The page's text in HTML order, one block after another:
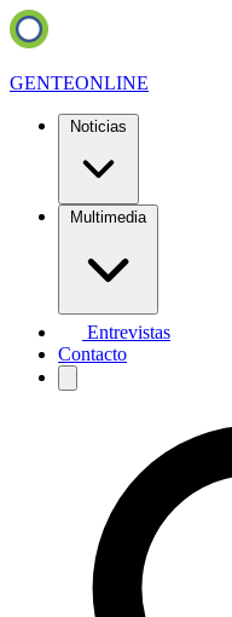
GENTEONLINE
Noticias
Multimedia
Entrevistas
Contacto